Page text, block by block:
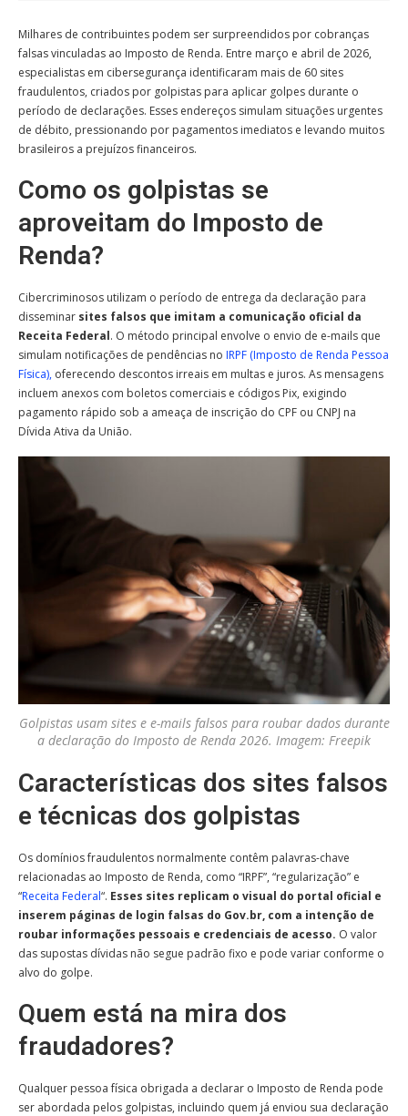
Milhares de contribuintes podem ser surpreendidos por cobranças
falsas vinculadas ao Imposto de Renda. Entre março e abril de 2026,
especialistas em cibersegurança identificaram mais de 60 sites
fraudulentos, criados por golpistas para aplicar golpes durante o
período de declarações. Esses endereços simulam situações urgentes
de débito, pressionando por pagamentos imediatos e levando muitos
brasileiros a prejuízos financeiros.
Como os golpistas se
aproveitam do Imposto de
Renda?
Cibercriminosos utilizam o período de entrega da declaração para
disseminar sites falsos que imitam a comunicação oficial da
Receita Federal. O método principal envolve o envio de e-mails que
simulam notificações de pendências no IRPF (Imposto de Renda Pessoa
Física), oferecendo descontos irreais em multas e juros. As mensagens
incluem anexos com boletos comerciais e códigos Pix, exigindo
pagamento rápido sob a ameaça de inscrição do CPF ou CNPJ na
Dívida Ativa da União.
Golpistas usam sites e e-mails falsos para roubar dados durante
a declaração do Imposto de Renda 2026. Imagem: Freepik
Características dos sites falsos
e técnicas dos golpistas
Os domínios fraudulentos normalmente contêm palavras-chave
relacionadas ao Imposto de Renda, como “IRPF”, “regularização” e
“Receita Federal“. Esses sites replicam o visual do portal oficial e
inserem páginas de login falsas do Gov.br, com a intenção de
roubar informações pessoais e credenciais de acesso. O valor
das supostas dívidas não segue padrão fixo e pode variar conforme o
alvo do golpe.
Quem está na mira dos
fraudadores?
Qualquer pessoa física obrigada a declarar o Imposto de Renda pode
ser abordada pelos golpistas, incluindo quem já enviou sua declaração